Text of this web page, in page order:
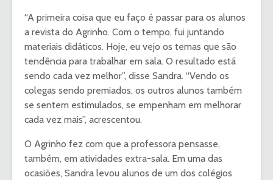
“A primeira coisa que eu faço é passar para os alunos
a revista do Agrinho. Com o tempo, fui juntando
materiais didáticos. Hoje, eu vejo os temas que são
tendência para trabalhar em sala. O resultado está
sendo cada vez melhor”, disse Sandra. “Vendo os
colegas sendo premiados, os outros alunos também
se sentem estimulados, se empenham em melhorar
cada vez mais”, acrescentou.
O Agrinho fez com que a professora pensasse,
também, em atividades extra-sala. Em uma das
ocasiões, Sandra levou alunos de um dos colégios